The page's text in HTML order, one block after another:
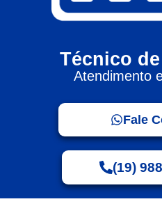
Técnico
Atendimento
Fale
(19)